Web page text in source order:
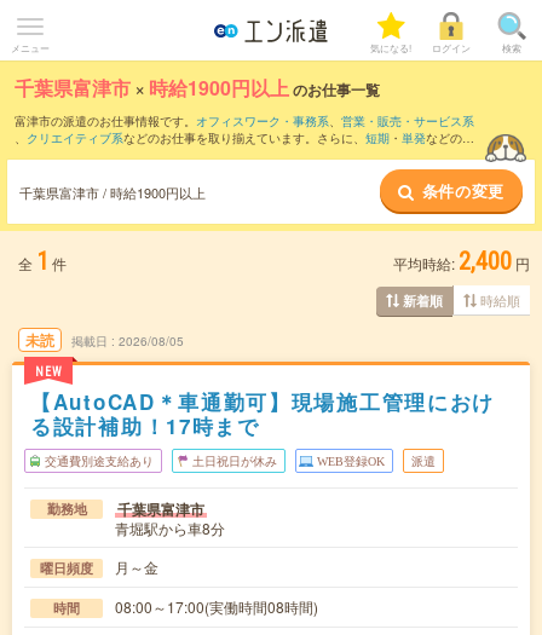
メニュー 気になる! ログイン 検索
千葉県富津市 × 時給1900円以上のお仕事一覧
富津市の派遣のお仕事情報です。 オフィスワーク・事務系、 営業・販売・サービス系
、 クリエイティブ系などのお仕事を取り揃えています。さらに、 短期 ・ 単発などの期
千葉県富津市 / 時給1900円以上 条件の変更
全 1 件 平均時給: 2,400 円
新着順 時給順
未読
NEW
掲載日 2026/08/05
【AutoCAD＊車通勤可】現場施工管理におけ
る設計補助！17時まで
交通費別途支給あり 土日祝日が休み WEB登録OK 派遣
勤務地 千葉県富津市
青堀駅から車8分
曜日頻度 月～金
時間 08:00～17:00(実働時間08時間)